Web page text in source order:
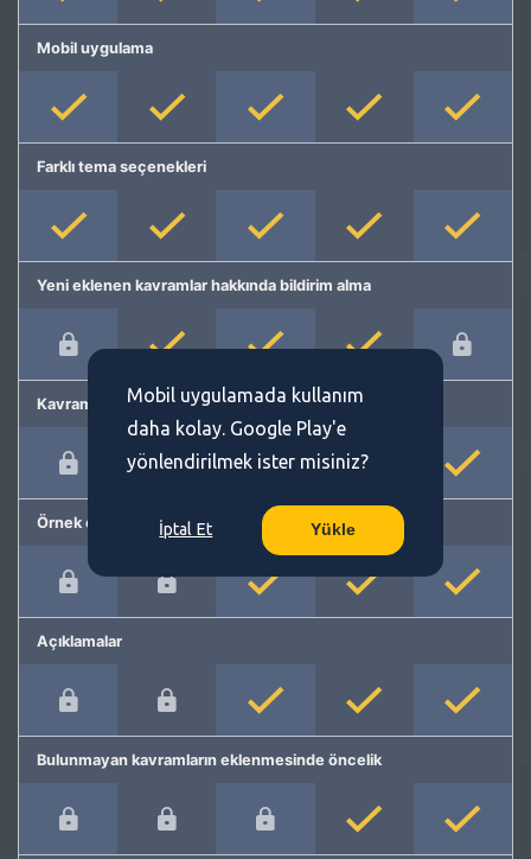
Mobil uygulama
Farklı tema seçenekleri
Yeni eklenen kavramlar hakkında bildirim alma
Kavram önerme
Örnek cümleler
Açıklamalar
Bulunmayan kavramların eklenmesinde öncelik
Mobil uygulamada kullanım
daha kolay. Google Play'e
yönlendirilmek ister misiniz?
İptal Et Yükle